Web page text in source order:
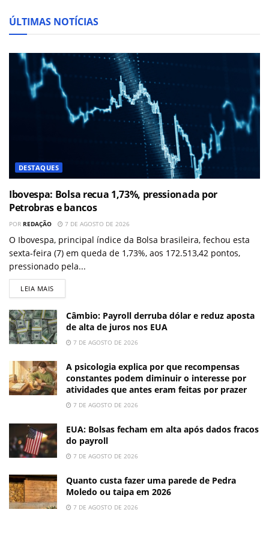
ÚLTIMAS NOTÍCIAS
DESTAQUES
Ibovespa: Bolsa recua 1,73%, pressionada por
Petrobras e bancos
POR REDAÇÃO 7 DE AGOSTO DE 2026
O Ibovespa, principal índice da Bolsa brasileira, fechou esta
sexta-feira (7) em queda de 1,73%, aos 172.513,42 pontos,
pressionado pela...
LEIA MAIS
Câmbio: Payroll derruba dólar e reduz aposta
de alta de juros nos EUA
7 DE AGOSTO DE 2026
A psicologia explica por que recompensas
constantes podem diminuir o interesse por
atividades que antes eram feitas por prazer
7 DE AGOSTO DE 2026
EUA: Bolsas fecham em alta após dados fracos
do payroll
7 DE AGOSTO DE 2026
Quanto custa fazer uma parede de Pedra
Moledo ou taipa em 2026
7 DE AGOSTO DE 2026